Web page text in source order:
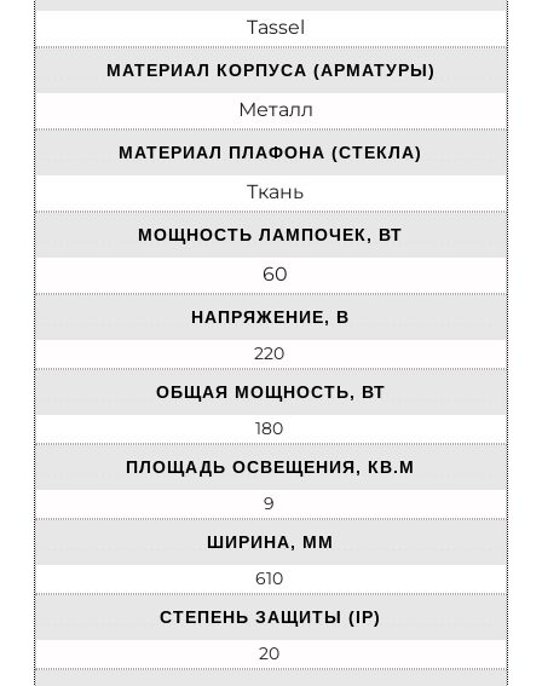
Tassel
МАТЕРИАЛ КОРПУСА (АРМАТУРЫ)
Металл
МАТЕРИАЛ ПЛАФОНА (СТЕКЛА)
Ткань
МОЩНОСТЬ ЛАМПОЧЕК, ВТ
60
НАПРЯЖЕНИЕ, В
220
ОБЩАЯ МОЩНОСТЬ, ВТ
180
ПЛОЩАДЬ ОСВЕЩЕНИЯ, КВ.М
9
ШИРИНА, ММ
610
СТЕПЕНЬ ЗАЩИТЫ (IP)
20